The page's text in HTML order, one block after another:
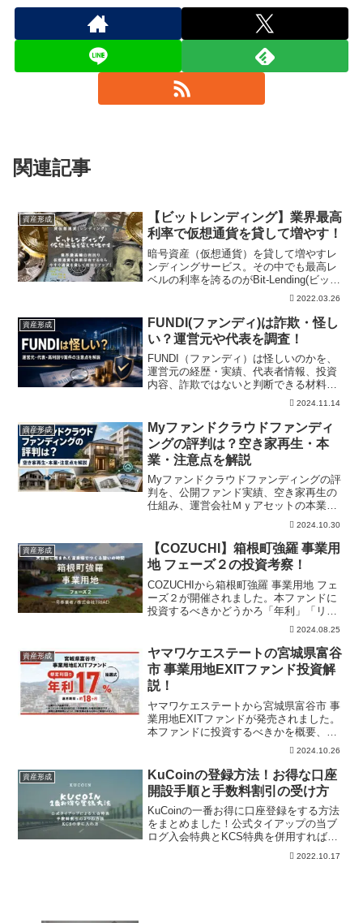
関連記事
資産形成
【ビットレンディング】業界最高
利率で仮想通貨を貸して増やす！
暗号資産（仮想通貨）を貸して増やすレ
ンディングサービス。その中でも最高レ
ベルの利率を誇るのがBit-Lending(ビット
レンディング)!長期保有前提で暗号資産を
保有している方は、今すぐレンディング
専門サービスで資産を貸し出して利回り
をアップさせましょう！
2022.03.26
資産形成
FUNDI(ファンディ)は詐欺・怪し
い？運営元や代表を調査！
FUNDI（ファンディ）は怪しいのかを、
運営元の経歴・実績、代表者情報、投資
内容、詐欺ではないと判断できる材料、
元本保証ではないリスクから整理。登録
資内容、本文の注意点を確認できます。
2024.11.14
資産形成
Myファンドクラウドファンディ
ングの評判は？空き家再生・本
業・注意点を解説
Myファンドクラウドファンディングの評
判を、公開ファンド実績、空き家再生の
仕組み、運営会社Ｍｙアセットの本業、
メリット・デメリットから解説します。
2024.10.30
資産形成
【COZUCHI】箱根町強羅 事業用
地 フェーズ２の投資考察！
COZUCHIから箱根町強羅 事業用地 フェ
ーズ２が開催されました。本ファンドに
投資するべきかどうかろ「年利」「リス
ク」「事業内容」の視点で解説していま
す。またCOZUCHIの過去実績などもまと
めており、本案件の投資の有無の参考に
していただければ幸いです。
2024.08.25
資産形成
ヤマワケエステートの宮城県富谷
市 事業用地EXITファンド投資解
説！
ヤマワケエステートから宮城県富谷市 事
業用地EXITファンドが発売されました。
本ファンドに投資するべきかを概要、立
地情報、周辺地価の推移の視点で解説し
去実績などもまとめており、本案件の投
資の有無の参考にしていただければ幸い
です。
2024.10.26
資産形成
KuCoinの登録方法！お得な口座
開設手順と手数料割引の受け方
KuCoinの一番お得に口座登録をする方法
をまとめました！公式タイアップの当ブ
ログ入会特典とKCS特典を併用すれば簡
単に36%OFFで取引をすることができま
す。また、そこからさらに手数料を割引
2022.10.17